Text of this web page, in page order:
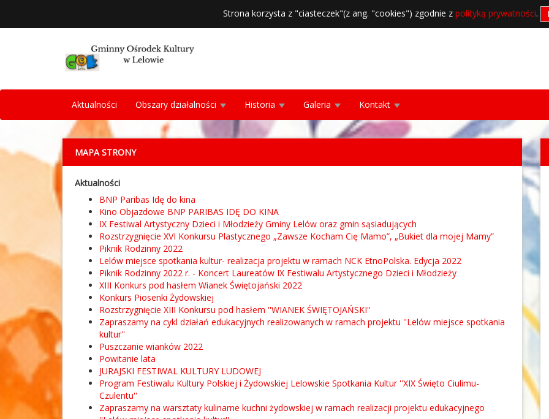
Strona korzysta z "ciasteczek"(z ang. "cookies") zgodnie z polityką prywatności.
Aktualności Obszary działalności Historia Galeria Kontakt
MAPA STRONY
Aktualności
BNP Paribas Idę do kina
Kino Objazdowe BNP PARIBAS IDĘ DO KINA
IX Festiwal Artystyczny Dzieci i Młodzieży Gminy Lelów oraz gmin sąsiadujących
Rozstrzygnięcie XVI Konkursu Plastycznego „Zawsze Kocham Cię Mamo”, „Bukiet dla mojej Mamy”
Piknik Rodzinny 2022
Lelów miejsce spotkania kultur- realizacja projektu w ramach NCK EtnoPolska. Edycja 2022
Piknik Rodzinny 2022 r. - Koncert Laureatów IX Festiwalu Artystycznego Dzieci i Młodzieży
XIII Konkurs pod hasłem Wianek Świętojański 2022
Konkurs Piosenki Żydowskiej
Rozstrzygnięcie XIII Konkursu pod hasłem ''WIANEK ŚWIĘTOJAŃSKI''
Zapraszamy na cykl działań edukacyjnych realizowanych w ramach projektu ''Lelów miejsce spotkania
kultur''
Puszczanie wianków 2022
Powitanie lata
JURAJSKI FESTIWAL KULTURY LUDOWEJ
Program Festiwalu Kultury Polskiej i Żydowskiej Lelowskie Spotkania Kultur ''XIX Święto Ciulimu-
Czulentu''
Zapraszamy na warsztaty kulinarne kuchni żydowskiej w ramach realizacji projektu edukacyjnego